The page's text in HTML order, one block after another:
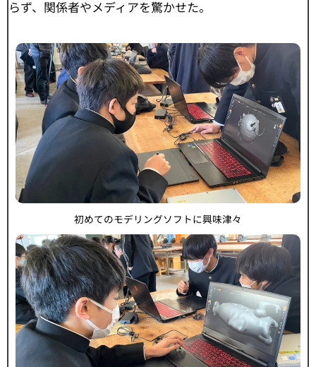
らず、関係者やメディアを驚かせた。
初めてのモデリングソフトに興味津々